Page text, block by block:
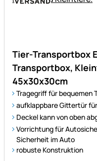
Tier-Transportbox
Transportbox,
45x30x30cm
Tragegriff für bequemen
aufklappbare Gittertür
Deckel kann von oben
Vorrichtung für
Sicherheit im Auto
robuste Konstruktion